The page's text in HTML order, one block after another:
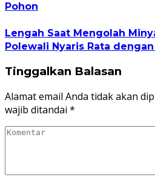
Pohon
Lengah Saat Mengolah
Polewali Nyaris Rata
Tinggalkan Balasan
Alamat email Anda tidak akan
wajib ditandai *